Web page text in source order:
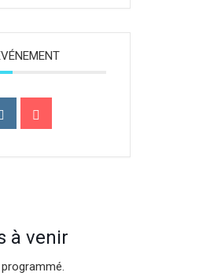
à venir